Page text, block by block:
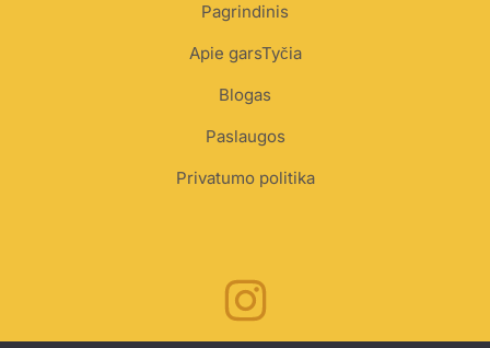
Pagrindinis
Apie garsTyčia
Blogas
Paslaugos
Privatumo politika